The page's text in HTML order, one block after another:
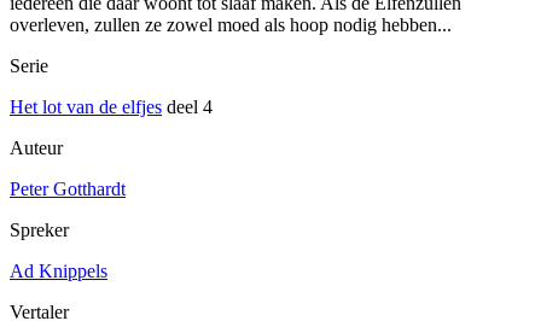
overleven, zullen ze zowel moed als hoop nodig hebben...
Serie
Het lot van de elfjes deel 4
Auteur
Peter Gotthardt
Spreker
Ad Knippels
Vertaler